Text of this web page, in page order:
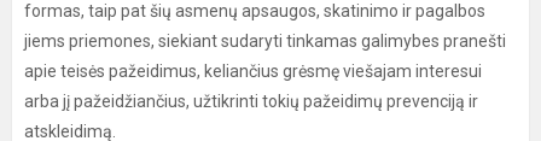
formas, taip pat šių asmenų apsaugos, skatinimo ir pagalbos
jiems priemones, siekiant sudaryti tinkamas galimybes pranešti
apie teisės pažeidimus, keliančius grėsmę viešajam interesui
arba jį pažeidžiančius, užtikrinti tokių pažeidimų prevenciją ir
atskleidimą.